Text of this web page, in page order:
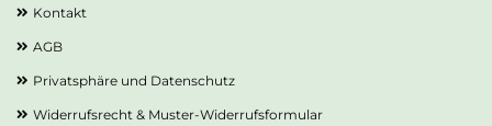
Kontakt
AGB
Privatsphäre und Datenschutz
Widerrufsrecht & Muster-Widerrufsformular